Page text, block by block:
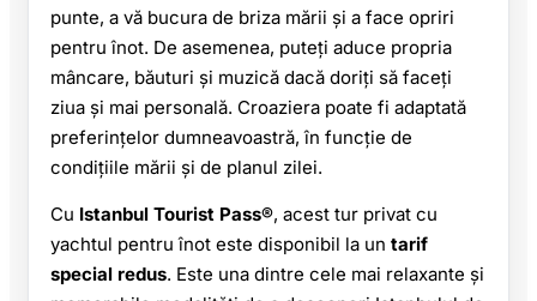
punte, a vă bucura de briza mării și a face opriri
pentru înot. De asemenea, puteți aduce propria
mâncare, băuturi și muzică dacă doriți să faceți
ziua și mai personală. Croaziera poate fi adaptată
preferințelor dumneavoastră, în funcție de
condițiile mării și de planul zilei.
Cu Istanbul Tourist Pass®, acest tur privat cu
yachtul pentru înot este disponibil la un tarif
special redus. Este una dintre cele mai relaxante și